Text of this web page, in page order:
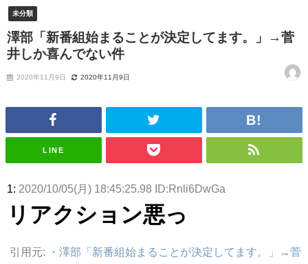
ハ！』ミーグリ日程がこちら
乃木坂あんてな ～乃木坂46・欅坂46・日向坂46のニュース・情報・話題
をピックアップ / 日向坂46卒業後初共演！佐々木久美さん、師匠オードリー若
林さんと再会した結果･･･【激レアさんを連れてきた。】
欅坂46/日向坂46まとめのまとめ / 『anan』の表紙の櫻坂46さん、多様性
の時代だと話題に
wwwwwwwwwwww
日向坂46まとめのまとめ / 筒井あやめ、アレをチラリ。こういう偶然の方
日向坂46まとめのまとめ / 【日向坂46】富田鈴花1st写真集の先行カット、
花考案グッズ＆生写真5種が公開される
日向坂46まとめのまとめ / これから彼氏と行為する直前の賀喜遥香、やば
い
アイドル – ぷぅアンテナ / 2022年3月22日（火）のメディア情報
未分類
澤部「新番組始まることが決定してます。」→菅
井しか喜んでない件
2020年11月9日 2020年11月9日
LINE
1: 2020/10/05(月) 18:45:25.98 ID:Rnli6DwGa
リアクション悪っ
引用元:
・澤部「新番組始まることが決定してます。」→菅